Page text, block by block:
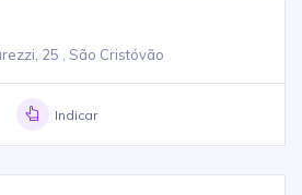
25 , São Cristóvão
Indicar